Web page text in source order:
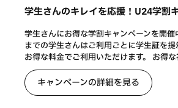
学生さんのキレイを応援！U24学割
学生さんにお得な学割キャンペーンを開
までの学生さんはご利用ごとに学生証を
お得な料金でご利用いただけます。 お得
キャンペーンの詳細を見る